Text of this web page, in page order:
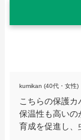
kumikan (40代・女性)
こちらの保護カ
保温性も高いの
育成を促進し、